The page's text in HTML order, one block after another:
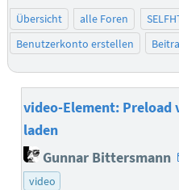
Übersicht alle Foren
Benutzerkonto erstellen
video-Element: Preload
laden
Gunnar Bittersmann
video